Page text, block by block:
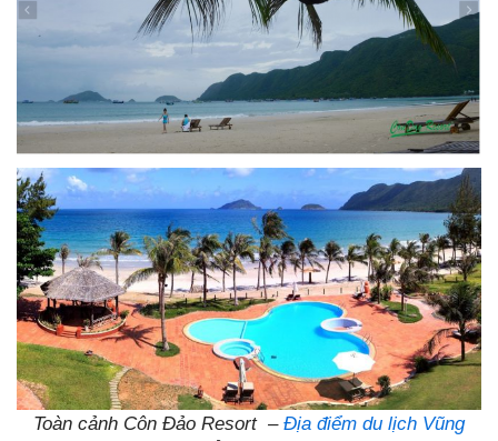
Toàn cảnh Côn Đảo Resort – Địa điểm du lịch Vũng